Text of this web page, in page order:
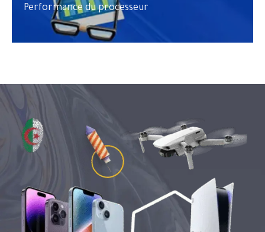
Performance du processeur